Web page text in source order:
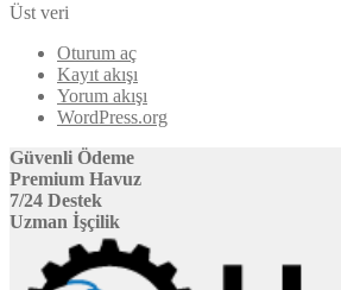
Üst veri
Oturum aç
Kayıt akışı
Yorum akışı
WordPress.org
Güvenli Ödeme
Premium Havuz
7/24 Destek
Uzman İşçilik